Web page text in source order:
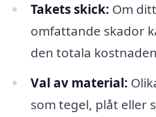
Takets skick: Om
omfattande skador
den totala
Val av material:
som tegel, plåt eller